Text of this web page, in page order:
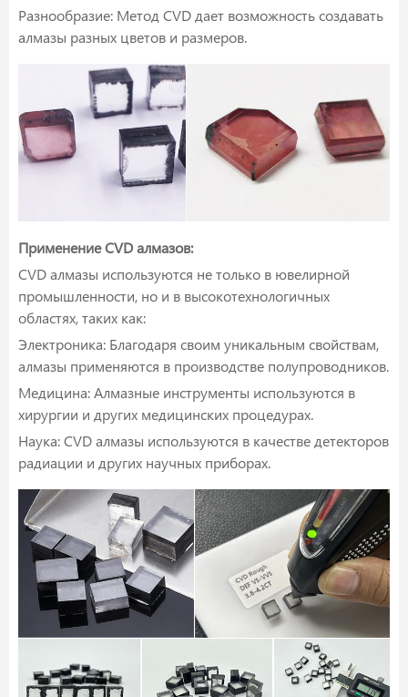
Разнообразие: Метод CVD дает возможность создавать
алмазы разных цветов и размеров.
Применение CVD алмазов:
CVD алмазы используются не только в ювелирной
промышленности, но и в высокотехнологичных
областях, таких как:
Электроника: Благодаря своим уникальным свойствам,
алмазы применяются в производстве полупроводников.
Медицина: Алмазные инструменты используются в
хирургии и других медицинских процедурах.
Наука: CVD алмазы используются в качестве детекторов
радиации и других научных приборах.